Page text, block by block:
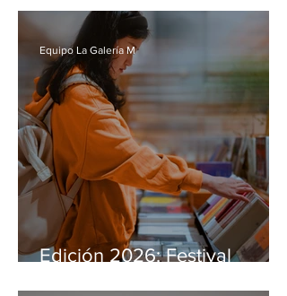
Edición 2026: Festival
Equipo La Galería M